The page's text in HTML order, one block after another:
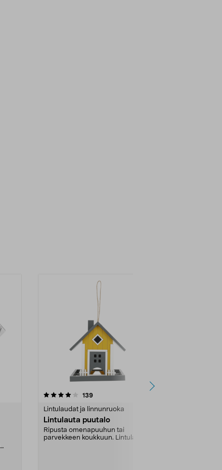
139arvostelut
Lintulaudat ja linnunruoka
Lintulauta puutalo
Ripusta omenapuuhun tai
parvekkeen koukkuun. Lintulauta
4.0 viidestä